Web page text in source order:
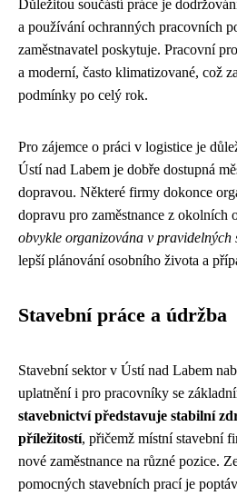
Důležitou součástí práce je
a používání ochranných pracovních
zaměstnavatel poskytuje. Pracovní
a moderní, často klimatizované, což
podmínky po celý rok.
Pro zájemce o práci v logistice je
Ústí nad Labem je dobře dostupná
dopravou. Některé firmy dokonce
dopravu pro zaměstnance z okolních
obvykle organizována v pravidelných
lepší plánování osobního života a
Stavební práce a údržba
Stavební sektor v Ústí nad Labem
uplatnění i pro pracovníky se
stavebnictví představuje stabilní
příležitostí, přičemž místní stavební
nové zaměstnance na různé pozice.
pomocných stavebních prací je